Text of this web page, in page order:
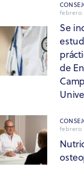
febrero
Se
de
febrero